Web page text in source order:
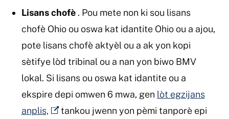
Lisans chofè. Pou mete non ki sou lisans
chofè Ohio ou oswa kat idantite Ohio ou a ajou,
pote lisans chofè aktyèl ou a ak yon kopi
sètifye lòd tribinal ou a nan yon biwo BMV
lokal. Si lisans ou oswa kat idantite ou a
ekspire depi omwen 6 mwa, gen lòt egzijans
anplis,
tankou jwenn yon pèmi tanporè epi